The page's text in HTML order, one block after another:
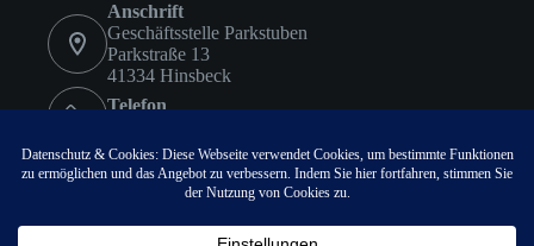
Anschrift
Geschäftsstelle Parkstuben
Parkstraße 13
41334 Hinsbeck
Telefon
Fax
02153 9578418
Email: